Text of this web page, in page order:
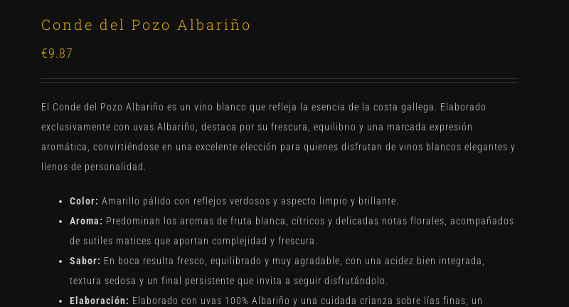
Conde del Pozo Albariño
€9.87
El Conde del Pozo Albariño es un vino blanco que refleja la esencia de la costa gallega. Elaborado
exclusivamente con uvas Albariño, destaca por su frescura, equilibrio y una marcada expresión
aromática, convirtiéndose en una excelente elección para quienes disfrutan de vinos blancos elegantes y
llenos de personalidad.
Color: Amarillo pálido con reflejos verdosos y aspecto limpio y brillante.
Aroma: Predominan los aromas de fruta blanca, cítricos y delicadas notas florales, acompañados
de sutiles matices que aportan complejidad y frescura.
Sabor: En boca resulta fresco, equilibrado y muy agradable, con una acidez bien integrada,
textura sedosa y un final persistente que invita a seguir disfrutándolo.
Elaboración: Elaborado con uvas 100% Albariño y una cuidada crianza sobre lías finas, un